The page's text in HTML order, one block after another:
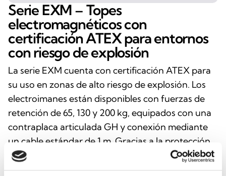
Serie EXM – Topes
electromagnéticos con
certificación ATEX para entornos
con riesgo de explosión
La serie EXM cuenta con certificación ATEX para
su uso en zonas de alto riesgo de explosión. Los
electroimanes están disponibles con fuerzas de
retención de 65, 130 y 200 kg, equipados con una
contraplaca articulada GH y conexión mediante
un cable estándar de 1 m. Gracias a la protección
II2G y II2D, son adecuados tanto para entornos
con gases y vapores como para zonas con polvo